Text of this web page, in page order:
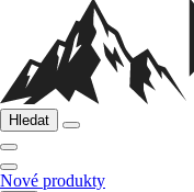
Hledat
Nové produkty